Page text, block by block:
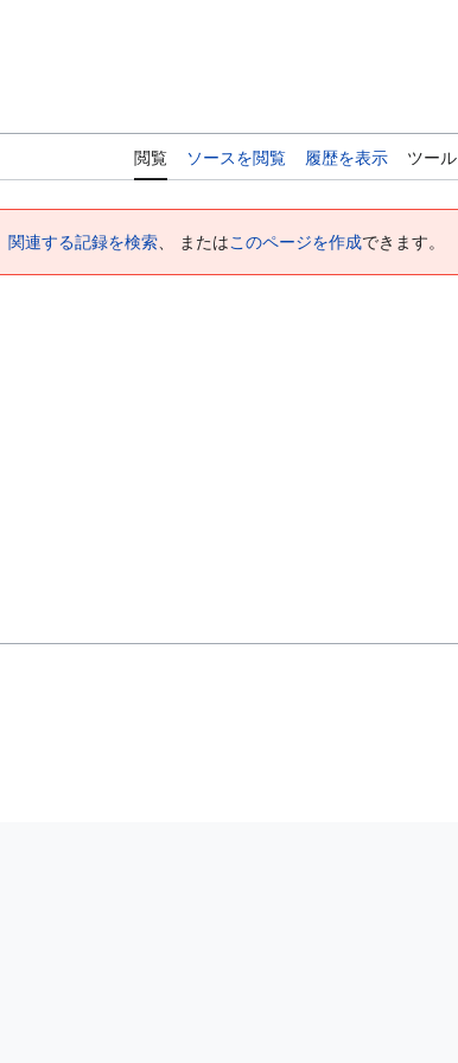
閲覧 ソースを閲覧 履歴を表示 ツール
関連する記録を検索、 またはこのページを作成できます。